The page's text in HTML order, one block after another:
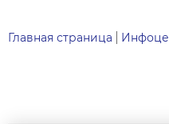
Главная страница